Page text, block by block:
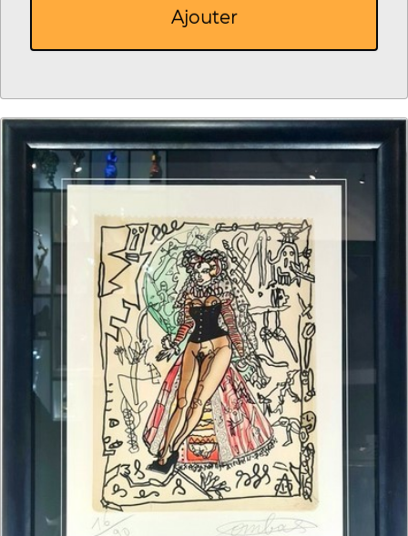
Ajouter